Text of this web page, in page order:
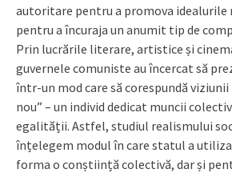
autoritare pentru a promova idealurile
pentru a încuraja un anumit tip de
Prin lucrările literare, artistice și
guvernele comuniste au încercat să
într-un mod care să corespundă
nou” – un individ dedicat muncii
egalității. Astfel, studiul realismului
înțelegem modul în care statul a
forma o conștiință colectivă, dar și